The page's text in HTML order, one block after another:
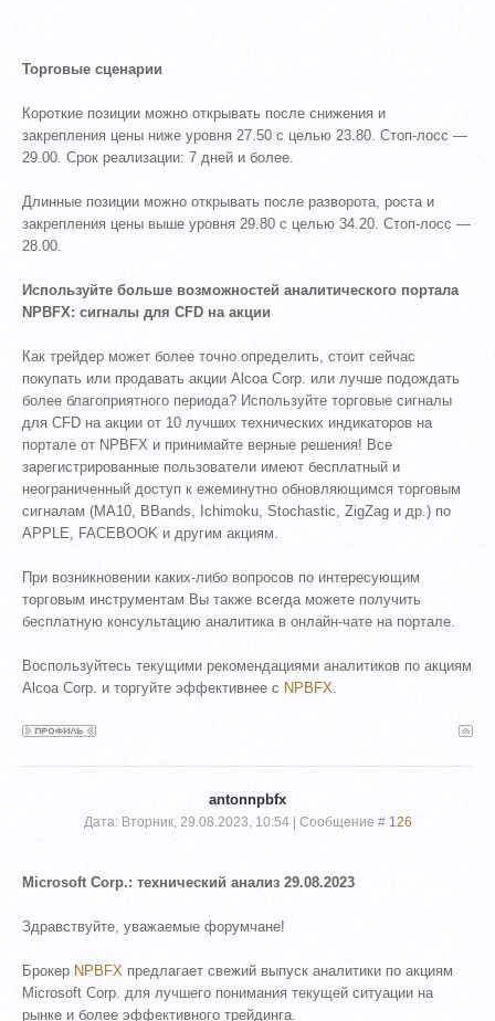
Торговые сценарии
Короткие позиции можно открывать после снижения и
закрепления цены ниже уровня 27.50 с целью 23.80. Стоп-лосс —
29.00. Срок реализации: 7 дней и более.
Длинные позиции можно открывать после разворота, роста и
закрепления цены выше уровня 29.80 с целью 34.20. Стоп-лосс —
28.00.
Используйте больше возможностей аналитического портала
NPBFX: сигналы для CFD на акции
Как трейдер может более точно определить, стоит сейчас
покупать или продавать акции Alcoa Corp. или лучше подождать
более благоприятного периода? Используйте торговые сигналы
для CFD на акции от 10 лучших технических индикаторов на
портале от NPBFX и принимайте верные решения! Все
зарегистрированные пользователи имеют бесплатный и
неограниченный доступ к ежеминутно обновляющимся торговым
сигналам (MA10, BBands, Ichimoku, Stochastic, ZigZag и др.) по
APPLE, FACEBOOK и другим акциям.
При возникновении каких-либо вопросов по интересующим
торговым инструментам Вы также всегда можете получить
бесплатную консультацию аналитика в онлайн-чате на портале.
Воспользуйтесь текущими рекомендациями аналитиков по акциям
Alcoa Corp. и торгуйте эффективнее с NPBFX
antonnpbfx
Дата: Вторник, 29.08.2023, 10:54 | Сообщение # 126
Microsoft Corp.: технический анализ 29.08.2023
Здравствуйте, уважаемые форумчане!
Брокер NPBFX предлагает свежий выпуск аналитики по акциям
Microsoft Corp. для лучшего понимания текущей ситуации на
рынке и более эффективного трейдинга.